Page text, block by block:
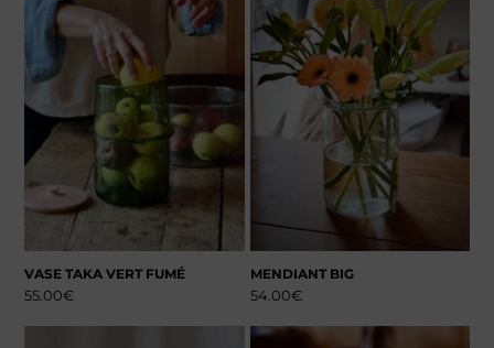
VASE TAKA VERT FUMÉ
55.00€
MENDIANT BIG
54.00€